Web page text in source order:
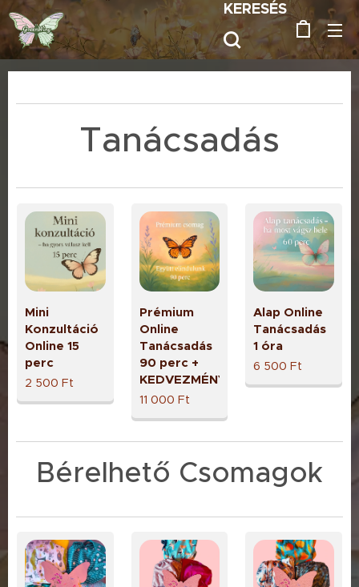
KERESÉS
Tanácsadás
Mini
Konzultáció
Online 15
perc
2 500 Ft
Prémium
Online
Tanácsadás
90 perc +
KEDVEZMÉNYEK
11 000 Ft
Alap Online
Tanácsadás
1 óra
6 500 Ft
Bérelhető Csomagok